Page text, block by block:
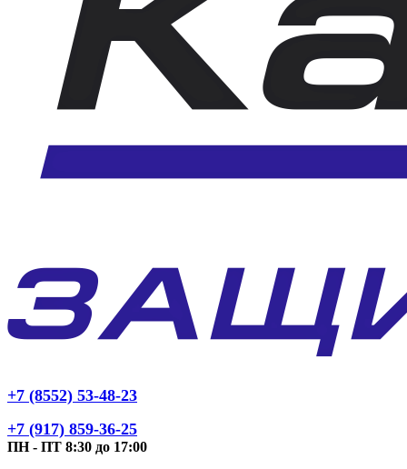
+7 (8552) 53-48-23
+7 (917) 859-36-25
ПН - ПТ 8:30 до 17:00